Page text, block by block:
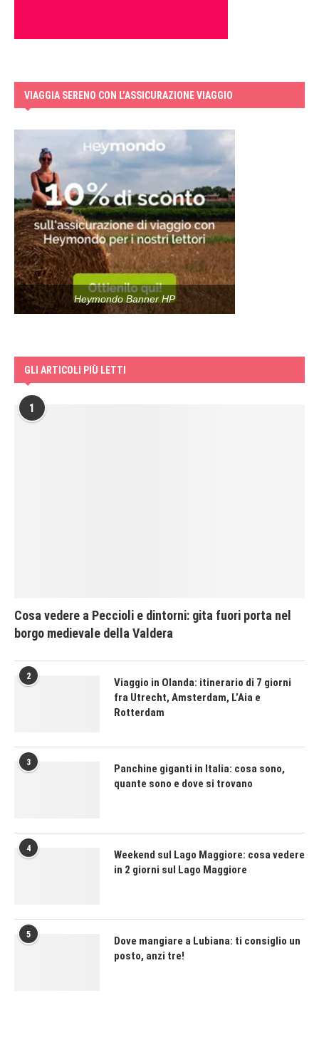
VIAGGIA SERENO CON L’ASSICURAZIONE VIAGGIO
Heymondo Banner HP
GLI ARTICOLI PIÙ LETTI
1
Cosa vedere a Peccioli e dintorni: gita fuori porta nel
borgo medievale della Valdera
2
Viaggio in Olanda: itinerario di 7 giorni
fra Utrecht, Amsterdam, L’Aia e
Rotterdam
3
Panchine giganti in Italia: cosa sono,
quante sono e dove si trovano
4
Weekend sul Lago Maggiore: cosa vedere
in 2 giorni sul Lago Maggiore
5
Dove mangiare a Lubiana: ti consiglio un
posto, anzi tre!